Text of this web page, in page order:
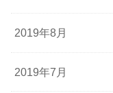
2019年8月
2019年7月